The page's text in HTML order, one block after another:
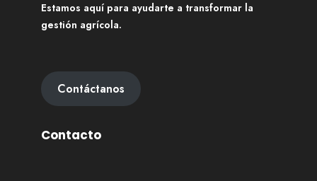
Estamos aquí para ayudarte a transformar la
gestión agrícola.
Contáctanos
Contacto